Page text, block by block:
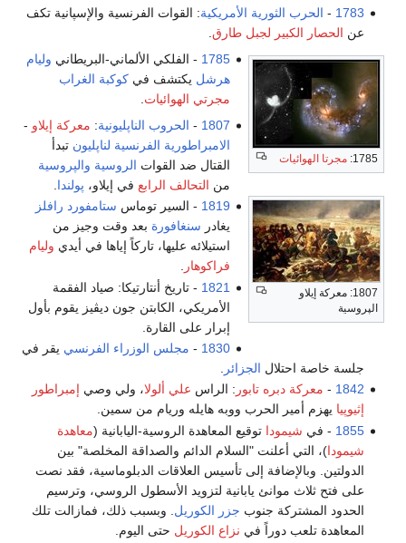
1783
- الحرب الثورية الأمريكية: القوات الفرنسية والإسپانية تكف
عن الحصار الكبير لجبل طارق
1785: مجرتا الهوائيات
1785 - الفلكي الألماني-البريطاني وليام
هرشل يكتشف في كوكبة الغراب
مجرتي الهوائيات
1807: معركة إيلاو
الپروسية
1807
- الحروب الناپليونية: معركة إيلاو -
الامبراطورية الفرنسية لناپليون تبدأ
القتال ضد القوات الروسية والپروسية
من التحالف الرابع في إيلاو، پولندا
1819 - السير توماس ستامفورد رافلز
يغادر سنغافورة بعد وقت وجيز من
استيلائه عليها، تاركاً إياها في أيدي وليام
فراكوهار
1821 - تاريخ أنتارتيكا: صياد الفقمة
الأمريكي، الكابتن جون ديڤيز يقوم بأول
إبرار على القارة.
1830
- مجلس الوزراء الفرنسي يقر في
جلسة خاصة احتلال الجزائر
1842
- معركة دبره تابور : الراس علي ألولا، ولي وصي إمبراطور
إثيوپيا يهزم أمير الحرب ووبه هايله وريام من سمين.
1855 - في شيمودا توقيع المعاهدة الروسية-اليابانية (معاهدة
شيمودا)، التي أعلنت "السلام الدائم والصداقة المخلصة" بين
الدولتين. وبالإضافة إلى تأسيس العلاقات الدبلوماسية، فقد نصت
على فتح ثلاث موانئ يابانية لتزويد الأسطول الروسي، وترسيم
الحدود المشتركة جنوب جزر الكوريل . وبسبب ذلك، فمازالت تلك
المعاهدة تلعب دوراً في نزاع الكوريل حتى اليوم.